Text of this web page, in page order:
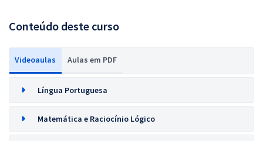
Conteúdo deste curso
Videoaulas Aulas em PDF
Língua Portuguesa
Matemática e Raciocínio Lógico